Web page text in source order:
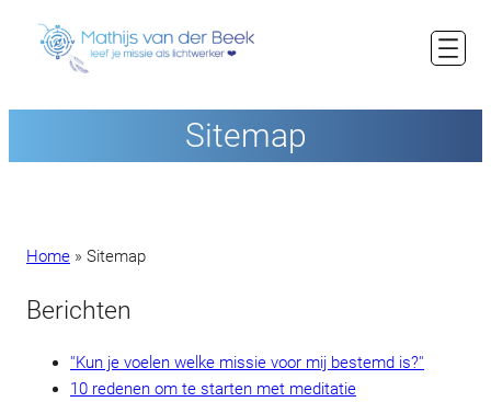
Sitemap
Home » Sitemap
Berichten
''Kun je voelen welke missie voor mij bestemd is?''
10 redenen om te starten met meditatie